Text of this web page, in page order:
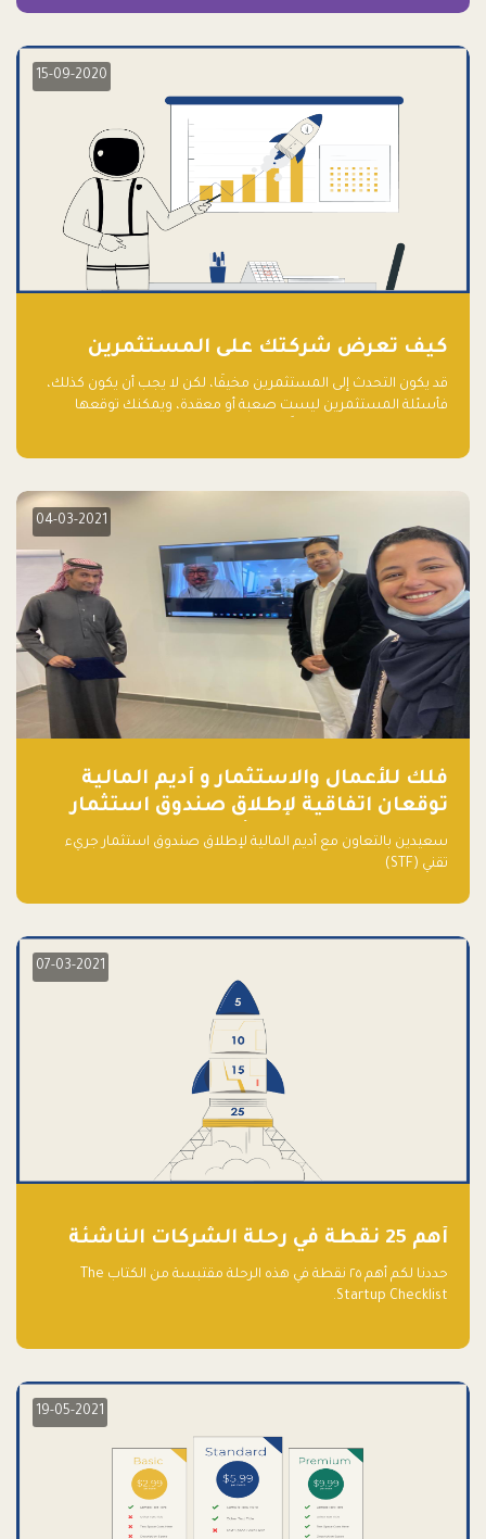
15-09-2020
كيف تعرض شركتك على المستثمرين
قد يكون التحدث إلى المستثمرين مخيفًا، لكن لا يجب أن يكون كذلك،
فأسئلة المستثمرين ليست صعبة أو معقدة، ويمكنك توقعها
04-03-2021
فلك للأعمال والاستثمار و أديم المالية
توقعان اتفاقية لإطلاق صندوق استثمار
جريء تقني (STF) - مشغل من قبل فـلك
سعيدين بالتعاون مع أديم المالية لإطلاق صندوق استثمار جريء
تقني (STF)
07-03-2021
أهم 25 نقطة في رحلة الشركات الناشئة
حددنا لكم أهم ٢٥ نقطة في هذه الرحلة مقتبسة من الكتاب The
Startup Checklist.
19-05-2021